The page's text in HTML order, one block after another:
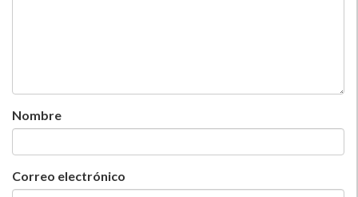
Nombre
Correo electrónico